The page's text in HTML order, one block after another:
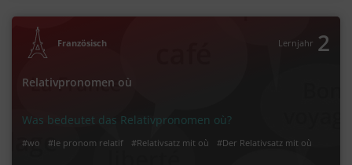
Französisch Lernjahr 2
Relativpronomen où
Was bedeutet das Relativpronomen où?
#wo #le pronom relatif #Relativsatz mit où #Der Relativsatz mit où